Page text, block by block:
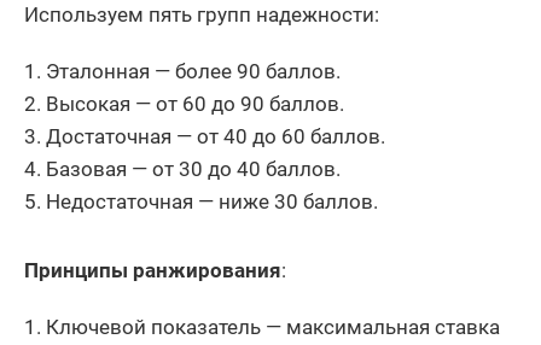
Используем пять групп надежности:
Эталонная — более 90 баллов.
Высокая — от 60 до 90 баллов.
Достаточная — от 40 до 60 баллов.
Базовая — от 30 до 40 баллов.
Недостаточная — ниже 30 баллов.
Принципы ранжирования:
Ключевой показатель — максимальная ставка